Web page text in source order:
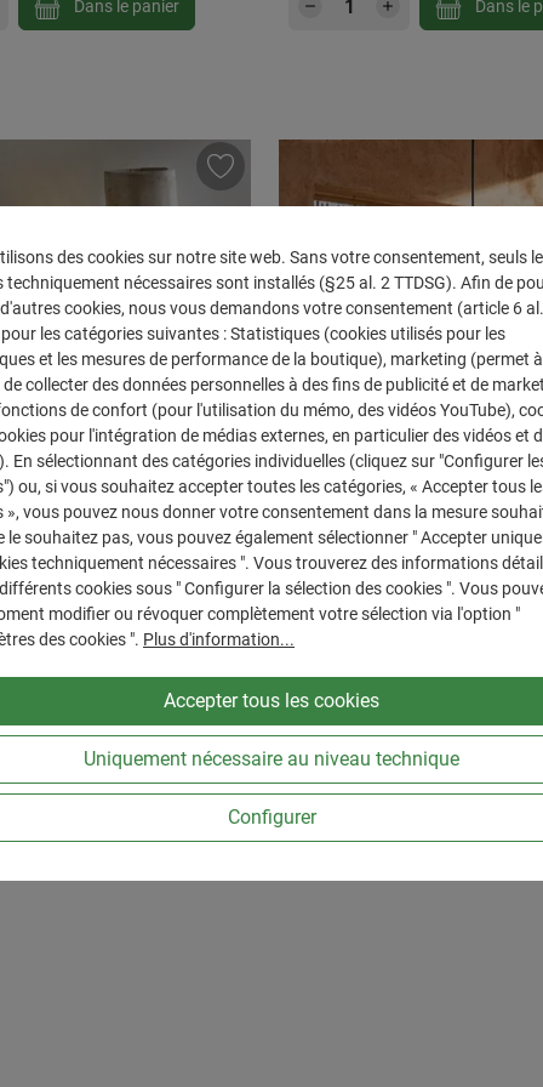
Dans le panier Dans le
ou utilisez les boutons pour
GM
livraison : env. 2-3 jours ouvrables
:
€
de produit : Entrez la quantité
Dans le panier
Lampe suspendue "Black
Référence : 583011
Disponible, délai de livraison : env. 2-
Prix régulier :
39,99 €
Prix TVA incluse, en sus
Quantité de
des cookies sur notre site web. Sans votre consentement, seuls
techniquement nécessaires sont installés (§25 al. 2 TTDSG). Afin de
cookies, nous vous demandons votre consentement (article 6
pour les catégories suivantes : Statistiques (cookies utilisés pour les
et les mesures de performance de la boutique), marketing (permet à
de collecter des données personnelles à des fins de publicité et de
de confort (pour l'utilisation du mémo, des vidéos YouTube),
pour l'intégration de médias externes, en particulier des vidéos et
En sélectionnant des catégories individuelles (cliquez sur "Configurer
ou, si vous souhaitez accepter toutes les catégories, « Accepter tous
», vous pouvez nous donner votre consentement dans la mesure
le souhaitez pas, vous pouvez également sélectionner " Accepter
techniquement nécessaires ". Vous trouverez des informations
cookies sous " Configurer la sélection des cookies ". Vous
modifier ou révoquer complètement votre sélection via l'option "
des cookies ". Plus d'information...
Accepter tous les cookies
Uniquement nécessaire au niveau technique
Configurer